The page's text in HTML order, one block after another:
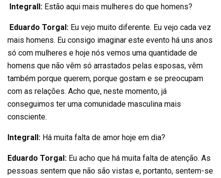
Integrall: Estão aqui mais mulheres do que homens?
Eduardo Torgal: Eu vejo muito diferente. Eu vejo cada vez
mais homens. Eu consigo imaginar este evento há uns anos
só com mulheres e hoje nós vemos uma quantidade de
homens que não vêm só arrastados pelas esposas, vêm
também porque querem, porque gostam e se preocupam
com as relações. Acho que, neste momento, já
conseguimos ter uma comunidade masculina mais
consciente.
Integrall: Há muita falta de amor hoje em dia?
Eduardo Torgal: Eu acho que há muita falta de atenção. As
pessoas sentem que não são vistas e, portanto, sentem-se